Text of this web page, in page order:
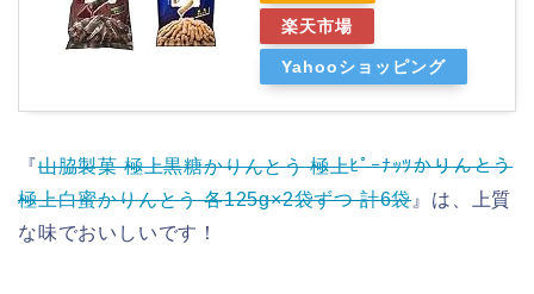
楽天市場
Yahooショッピング
『山脇製菓 極上黒糖かりんとう 極上ﾋﾟｰﾅｯﾂかりんとう
極上白蜜かりんとう 各125g×2袋ずつ 計6袋』は、上質
な味でおいしいです！